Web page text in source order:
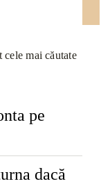
mai căutate
pe
dacă